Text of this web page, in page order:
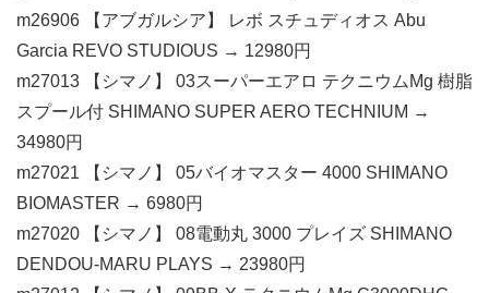
m26906 【アブガルシア】 レボ スチュディオス Abu
Garcia REVO STUDIOUS → 12980円
m27013 【シマノ】 03スーパーエアロ テクニウムMg 樹脂
スプール付 SHIMANO SUPER AERO TECHNIUM →
34980円
m27021 【シマノ】 05バイオマスター 4000 SHIMANO
BIOMASTER → 6980円
m27020 【シマノ】 08電動丸 3000 プレイズ SHIMANO
DENDOU-MARU PLAYS → 23980円